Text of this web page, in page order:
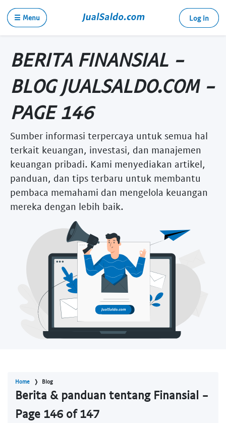
☰ Menu Log in
BERITA FINANSIAL -
BLOG JUALSALDO.COM -
PAGE 146
Sumber informasi terpercaya untuk semua hal
terkait keuangan, investasi, dan manajemen
keuangan pribadi. Kami menyediakan artikel,
panduan, dan tips terbaru untuk membantu
pembaca memahami dan mengelola keuangan
mereka dengan lebih baik.
Home Blog
Berita & panduan tentang Finansial -
Page 146 of 147